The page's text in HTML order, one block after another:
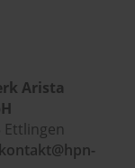
Arista
Ettlingen
kontakt@hpn-